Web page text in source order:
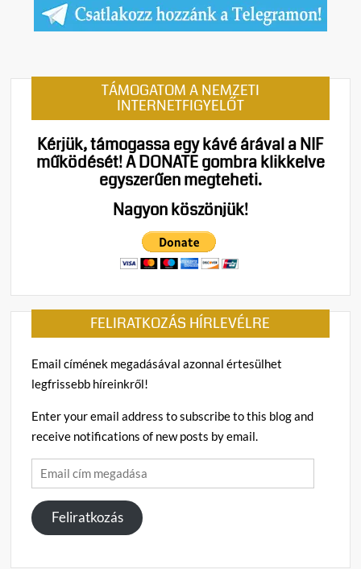
TÁMOGATOM A NEMZETI
INTERNETFIGYELŐT
Kérjük, támogassa egy kávé árával a NIF
működését!A DONATE gombra klikkelve
egyszerűen megteheti.
Nagyon köszönjük!
FELIRATKOZÁS HÍRLEVÉLRE
Email címének megadásával azonnal értesülhet
legfrissebb híreinkről!
Enter your email address to subscribe to this blog and
receive notifications of new posts by email.
Email
cím
megadása
Feliratkozás